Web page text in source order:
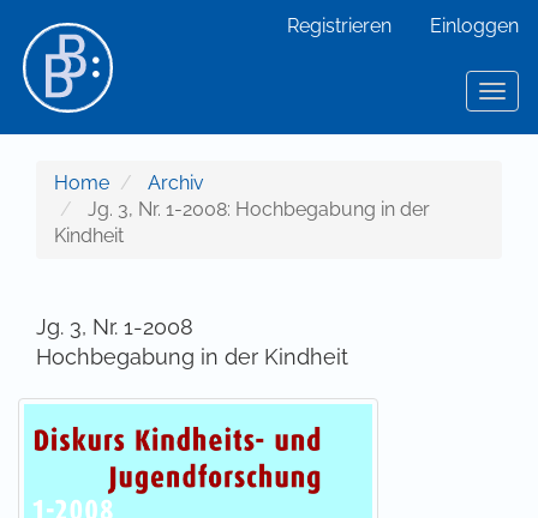
Hauptinhalt
Sidebar
Registrieren Einloggen
Home
Archiv
Jg. 3, Nr. 1-2008: Hochbegabung in der
Kindheit
Jg. 3, Nr. 1-2008
Hochbegabung in der Kindheit